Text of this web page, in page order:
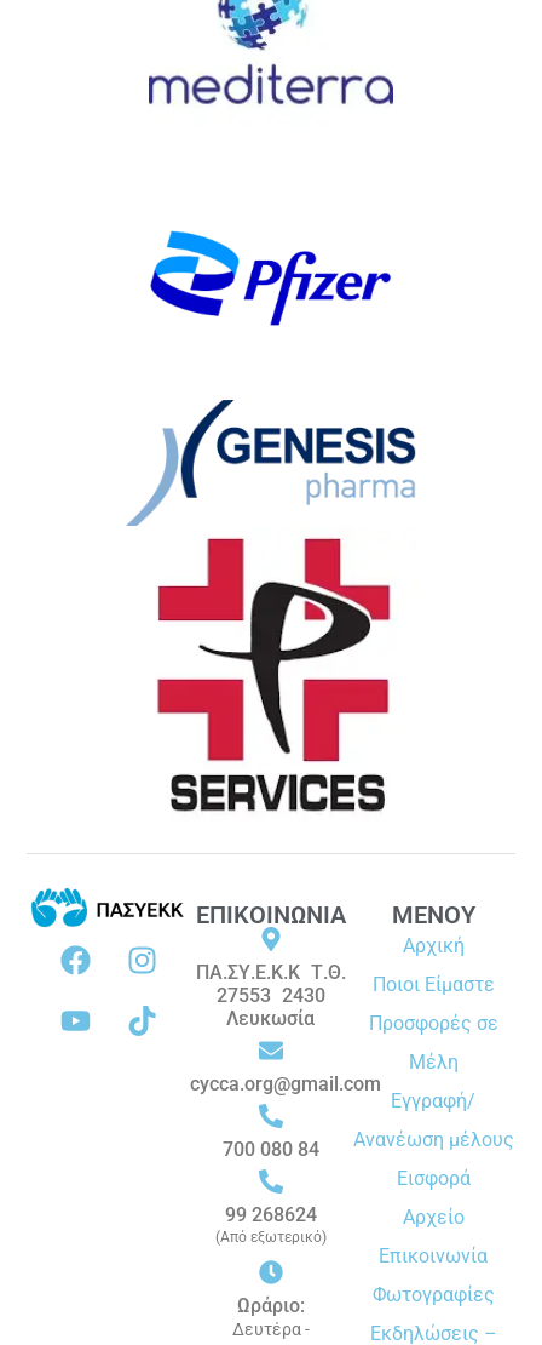
ΕΠΙΚΟΙΝΩΝΙΑ
ΠΑ.ΣΥ.Ε.Κ.Κ Τ.Θ.
27553 2430
Λευκωσία
cycca.org@gmail.com
700 080 84
99 268624
(Από εξωτερικό)
Ωράριο:
Δευτέρα -
ΜΕΝΟΥ
Αρχική
Ποιοι Είμαστε
Προσφορές σε
Μέλη
Εγγραφή/
Ανανέωση μέλους
Εισφορά
Αρχείο
Επικοινωνία
Φωτογραφίες
Εκδηλώσεις –